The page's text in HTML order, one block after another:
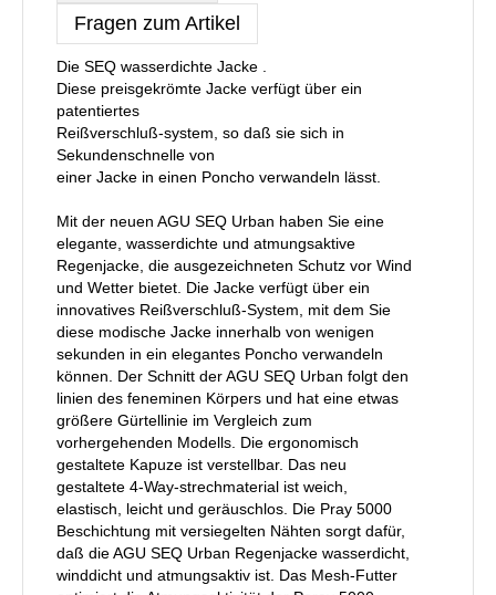
Fragen zum Artikel
Die SEQ wasserdichte Jacke .
Diese preisgekrömte Jacke verfügt über ein
patentiertes
Reißverschluß-system, so daß sie sich in
Sekundenschnelle von
einer Jacke in einen Poncho verwandeln lässt.
Mit der neuen AGU SEQ Urban haben Sie eine
elegante, wasserdichte und atmungsaktive
Regenjacke, die ausgezeichneten Schutz vor Wind
und Wetter bietet. Die Jacke verfügt über ein
innovatives Reißverschluß-System, mit dem Sie
diese modische Jacke innerhalb von wenigen
sekunden in ein elegantes Poncho verwandeln
können. Der Schnitt der AGU SEQ Urban folgt den
linien des feneminen Körpers und hat eine etwas
größere Gürtellinie im Vergleich zum
vorhergehenden Modells. Die ergonomisch
gestaltete Kapuze ist verstellbar. Das neu
gestaltete 4-Way-strechmaterial ist weich,
elastisch, leicht und geräuschlos. Die Pray 5000
Beschichtung mit versiegelten Nähten sorgt dafür,
daß die AGU SEQ Urban Regenjacke wasserdicht,
winddicht und atmungsaktiv ist. Das Mesh-Futter